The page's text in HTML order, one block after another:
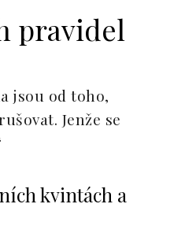
pravidel
jsou od toho,
Jenže se
kvintách a